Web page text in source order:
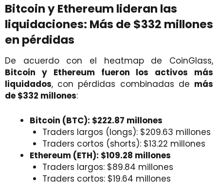
Bitcoin y Ethereum lideran las
liquidaciones: Más de $332 millones
en pérdidas
De acuerdo con el heatmap de CoinGlass,
Bitcoin y Ethereum fueron los activos más
liquidados, con pérdidas combinadas de más
de $332 millones:
Bitcoin (BTC): $222.87 millones
Traders largos (longs): $209.63 millones
Traders cortos (shorts): $13.22 millones
Ethereum (ETH): $109.28 millones
Traders largos: $89.84 millones
Traders cortos: $19.64 millones